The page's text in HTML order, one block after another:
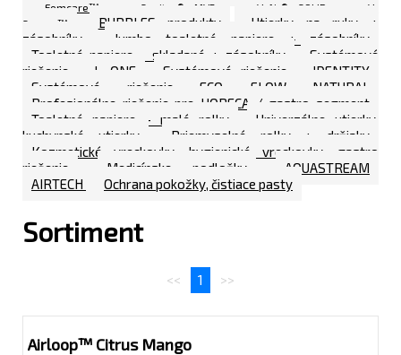
Femcare™
Sanitex® MVP V-Air® SOLID
V-
Screen™
BUBBLES produkty
Utierky na ruky +
zásobníky
Jumbo toaletné papiere + zásobníky
Toaletné papiere - skladané + zásobníky
Systémové
riešenie - L ONE
Systémové riešenie - IDENTITY
Systémové riešenie ECO FLOW NATURAL
Profesionálne riešenie pre HORECA / gastro segment
Toaletné papiere - malé rolky
Univerzálne utierky,
kuchynské utierky
Priemyselné rolky + držiaky
Kozmetické vreckovky, hygienické vreckovky, gastro
riešenie
Medicínske podložky
AQUASTREAM
AIRTECH
Ochrana pokožky, čistiace pasty
Sortiment
<< 1 >>
Airloop™ Citrus Mango